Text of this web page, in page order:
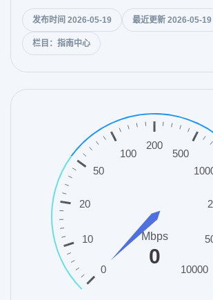
发布时间 2026-05-19 最近更新 2026-05-19
栏目：指南中心